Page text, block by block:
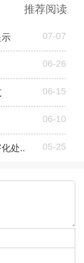
推荐阅读
07-07
06-26
06-15
06-10
处.. 05-25